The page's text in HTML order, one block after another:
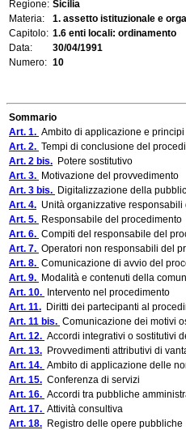
Regione: Sicilia
Materia:
1. assetto istituzionale e
Capitolo: 1.6 enti locali: ordinamento
Data:
30/04/1991
Numero: 10
Sommario
Art. 1. Ambito di applicazione e
Art. 2. Tempi di conclusione del
Art. 2 bis. Potere sostitutivo
Art. 3. Motivazione del provvedimento
Art. 3 bis. Digitalizzazione della
Art. 4. Unità organizzative
Art. 5. Responsabile del procedimento
Art. 6. Compiti del responsabile del
Art. 7. Operatori non responsabili del
Art. 8. Comunicazione di avvio del
Art. 9. Modalità e contenuti della
Art. 10.
Intervento nel procedimento
Art. 11. Diritti dei partecipanti al
Art. 11 bis. Comunicazione dei motivi
Art. 12. Accordi integrativi o sostitutivi
Art. 13. Provvedimenti attributivi di
Art. 14. Ambito di applicazione delle
Art. 15. Conferenza di servizi
Art. 16. Accordi tra pubbliche
Art. 17. Attività consultiva
Art. 18. Registro delle opere pubbliche